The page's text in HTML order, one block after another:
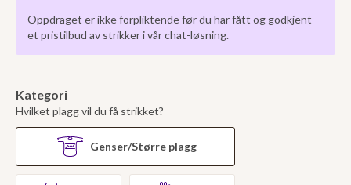
Oppdraget er ikke forpliktende før du har fått og godkjent
et pristilbud av strikker i vår chat-løsning.
Kategori
Hvilket plagg vil du få strikket?
Genser/Større plagg